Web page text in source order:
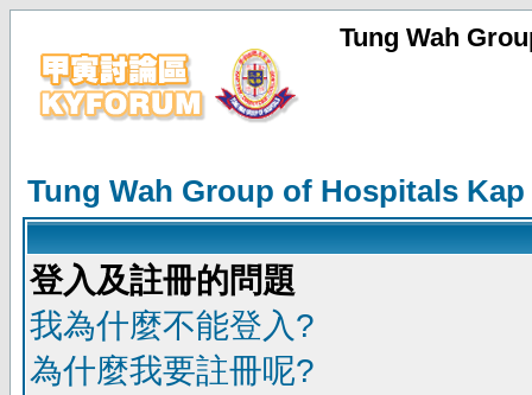
Tung Wah
Tung Wah Group of Hospitals
登入及註冊的問題
我為什麼不能登入?
為什麼我要註冊呢?